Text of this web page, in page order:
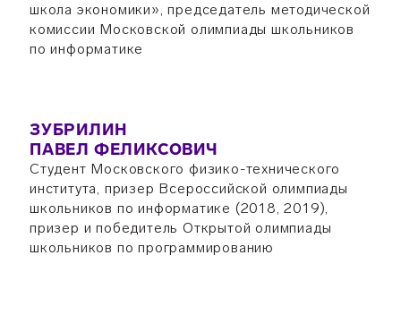
школа экономики», председатель методической
комиссии Московской олимпиады школьников
по информатике
ЗУБРИЛИН
ПАВЕЛ ФЕЛИКСОВИЧ
Студент Московского физико-технического
института, призер Всероссийской олимпиады
школьников по информатике (2018, 2019),
призер и победитель Открытой олимпиады
школьников по программированию